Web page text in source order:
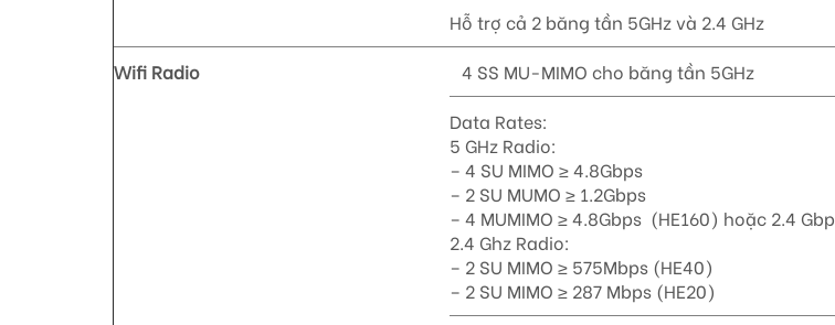
Hỗ trợ cả 2 băng tần 5GHz và 2.4 GHz
Wifi Radio
4 SS MU-MIMO cho băng tần 5GHz
Data Rates:
5 GHz Radio:
– 4 SU MIMO ≥ 4.8Gbps
– 2 SU MUMO ≥ 1.2Gbps
– 4 MUMIMO ≥ 4.8Gbps (HE160) hoặc 2.4
2.4 Ghz Radio:
– 2 SU MIMO ≥ 575Mbps (HE40)
– 2 SU MIMO ≥ 287 Mbps (HE20)